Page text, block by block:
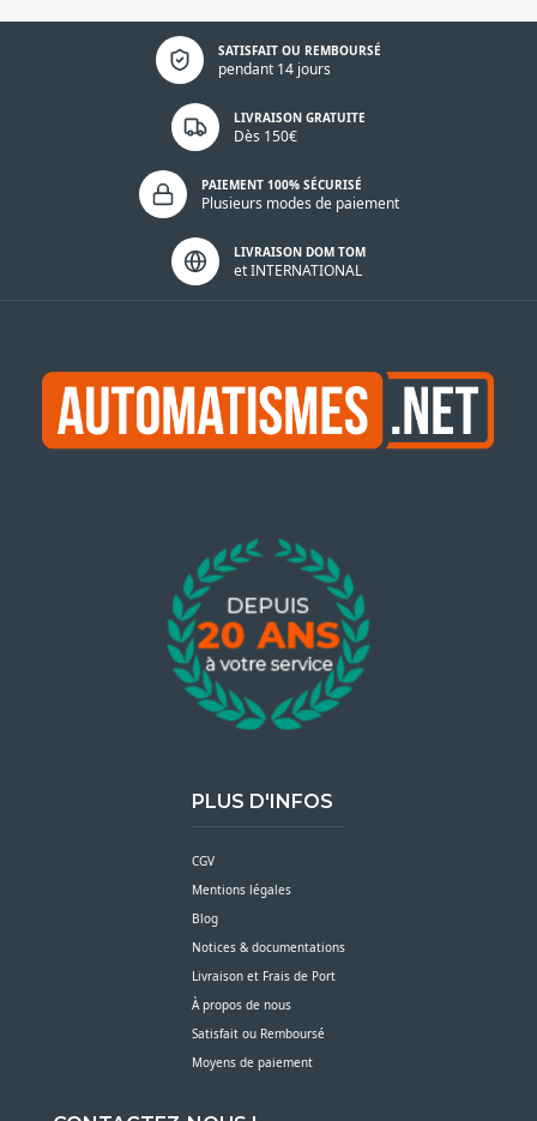
SATISFAIT OU REMBOURSÉ
pendant 14 jours
Politique de confidentialité
LIVRAISON GRATUITE
Dès 150€
PAIEMENT 100% SÉCURISÉ
Plusieurs modes de paiement
LIVRAISON DOM TOM
et INTERNATIONAL
PLUS D'INFOS
CGV
Mentions légales
Blog
Notices & documentations
Livraison et Frais de Port
À propos de nous
Satisfait ou Remboursé
Moyens de paiement